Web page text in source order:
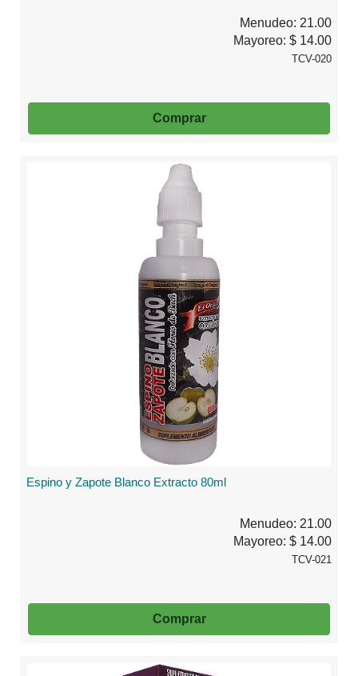
Menudeo: 21.00
Mayoreo: $ 14.00
TCV-020
Comprar
Espino y Zapote Blanco Extracto 80ml
Menudeo: 21.00
Mayoreo: $ 14.00
TCV-021
Comprar